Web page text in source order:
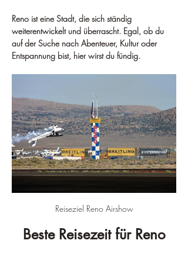
Reno ist eine Stadt, die sich ständig
weiterentwickelt und überrascht. Egal, ob du
auf der Suche nach Abenteuer, Kultur oder
Entspannung bist, hier wirst du fündig.
Reiseziel Reno Airshow
Beste Reisezeit für Reno